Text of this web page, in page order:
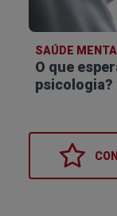
dentária.
O esmalte
erosão
dentes
SAÚDE
O que
psicologia?